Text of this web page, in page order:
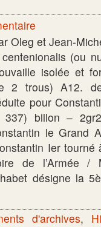
Oleg et Jean-
(ou
isolée et
2 trous) A12.
pour
337) billon –
le Grand
Ier
de l’Armée /
désigne la
d'archives,